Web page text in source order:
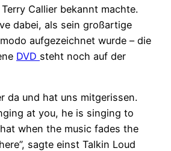
Callier bekannt machte.
dabei, als sein großartige
aufgezeichnet wurde – die
DVD steht noch auf der
da und hat uns mitgerissen.
at you, he is singing to
when the music fades the
sagte einst Talkin Loud